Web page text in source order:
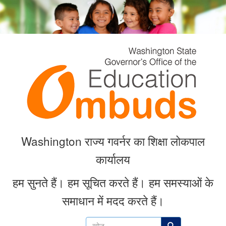
Skip
to
main
खोज
Washington राज्य गवर्नर का शिक्षा लोकपाल
कार्यालय
हम सुनते हैं। हम सूचित करते हैं। हम समस्याओं के
समाधान में मदद करते हैं।